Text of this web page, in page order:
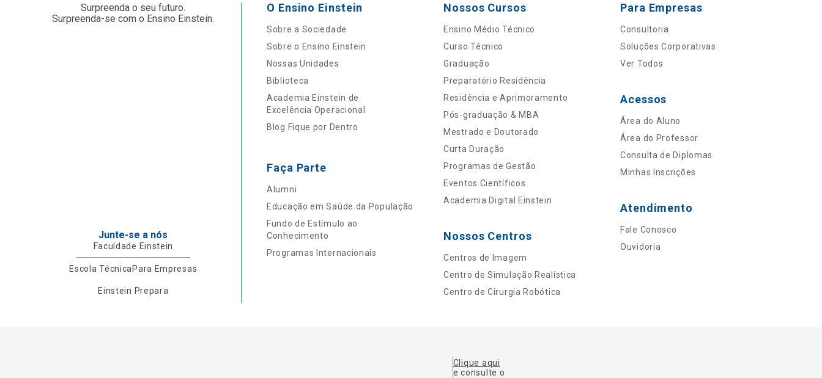
Surpreenda o seu futuro.
Surpreenda-se com o Ensino Einstein.
Junte-se a nós
Faculdade Einstein
Escola TécnicaPara Empresas
Einstein Prepara
O Ensino Einstein
Sobre a Sociedade
Sobre o Ensino Einstein
Nossas Unidades
Biblioteca
Academia Einstein de
Excelência Operacional
Blog Fique por Dentro
Faça Parte
Alumni
Educação em Saúde da População
Fundo de Estímulo ao
Conhecimento
Programas Internacionais
Nossos Cursos
Ensino Médio Técnico
Curso Técnico
Graduação
Preparatório Residência
Residência e Aprimoramento
Pós-graduação & MBA
Mestrado e Doutorado
Curta Duração
Programas de Gestão
Eventos Científicos
Academia Digital Einstein
Nossos Centros
Centros de Imagem
Centro de Simulação Realística
Centro de Cirurgia Robótica
Para Empresas
Consultoria
Soluções Corporativas
Ver Todos
Acessos
Área do Aluno
Área do Professor
Consulta de Diplomas
Minhas Inscrições
Atendimento
Fale Conosco
Ouvidoria
Clique aqui
e consulte o